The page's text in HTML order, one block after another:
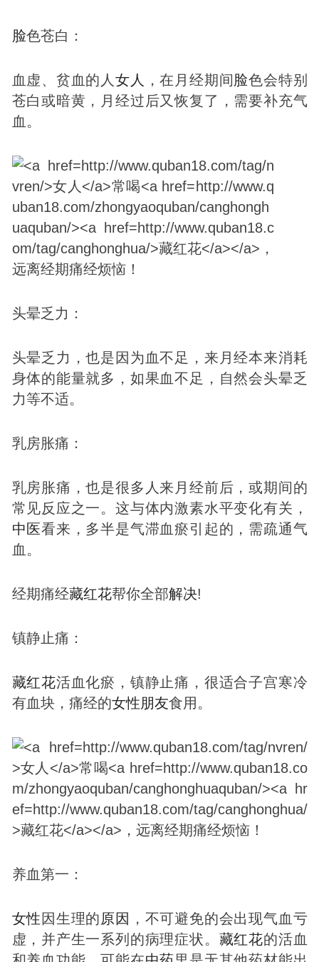
脸色苍白：
血虚、贫血的人女人 ，在月经期间脸色会特别
苍白或暗黄，月经过后又恢复了，需要补充气
血。
头晕乏力：
头晕乏力，也是因为血不足，来月经本来消耗
身体的能量就多，如果血不足，自然会头晕乏
力等不适。
乳房胀痛：
乳房胀痛，也是很多人来月经前后，或期间的
常见反应之一。这与体内激素水平变化有关，
中医看来，多半是气滞血瘀引起的，需疏通气
血。
经期痛经藏红花帮你全部解决!
镇静止痛：
藏红花活血化瘀，镇静止痛，很适合子宫寒冷
有血块，痛经的女性朋友食用。
养血第一：
女性 因生理的原因 ，不可避免的会出现气血亏
虚，并产生一系列的病理症状。 藏红花的活血